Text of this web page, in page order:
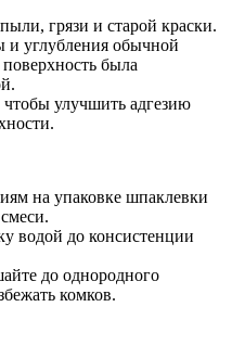
грязи и старой краски.
и углубления обычной
была
чтобы улучшить адгезию
на упаковке шпаклевки
водой до консистенции
до однородного
комков.